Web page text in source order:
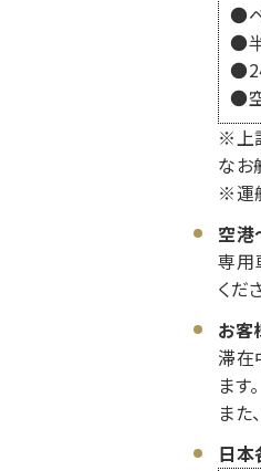
●ベ
●
●
※上
なお
※運
空港
専用
くだ
お客
滞在
ます。
また
日本